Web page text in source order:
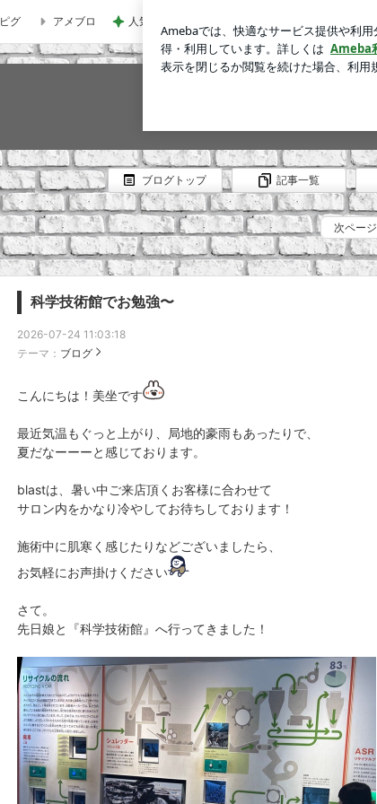
ピグ アメブロ 人気芸人 離婚発表の5日後に家族写真を投稿
ブログトップ 記事一覧
次ページ
科学技術館でお勉強〜
2026-07-24 11:03:18
テーマ： ブログ
こんにちは！美坐です
最近気温もぐっと上がり、局地的豪雨もあったりで、
夏だなーーーと感じております。
blastは、暑い中ご来店頂くお客様に合わせて
サロン内をかなり冷やしてお待ちしております！
施術中に肌寒く感じたりなどございましたら、
お気軽にお声掛けください
さて。
先日娘と『科学技術館』へ行ってきました！